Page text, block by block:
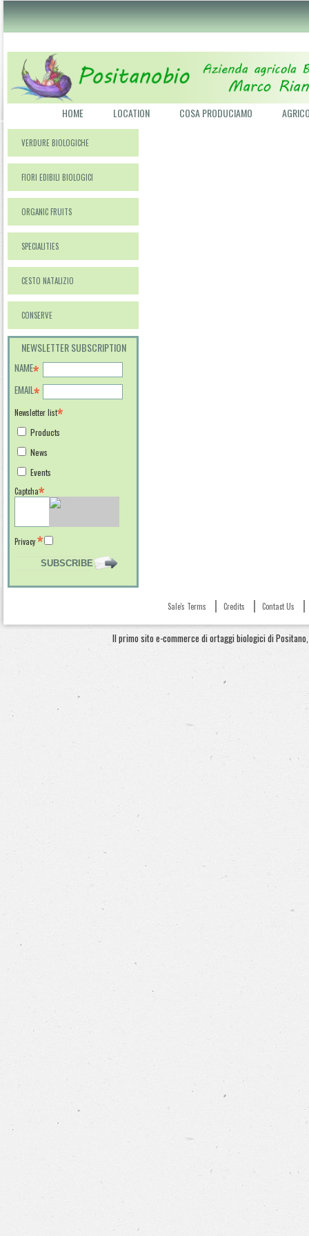
HOME LOCATION COSA PRODUCIAMO
VERDURE BIOLOGICHE
FIORI EDIBILI BIOLOGICI
ORGANIC FRUITS
SPECIALITIES
CESTO NATALIZIO
CONSERVE
NEWSLETTER SUBSCRIPTION
NAME
EMAIL
Newsletter list
Products
News
Events
Captcha
Privacy
Sale's Terms Credits Contact Us
Il primo sito e-commerce di ortaggi biologici di